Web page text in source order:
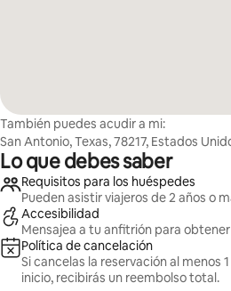
También puedes acudir a mi:
San Antonio, Texas, 78217, Estados
Lo que debes saber
Requisitos para los huéspedes
Pueden asistir viajeros de 2 años o
Accesibilidad
Mensajea a tu anfitrión para
Política de cancelación
Si cancelas la reservación al menos
inicio, recibirás un reembolso total.